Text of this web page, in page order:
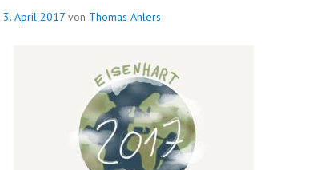
3. April 2017 von Thomas Ahlers